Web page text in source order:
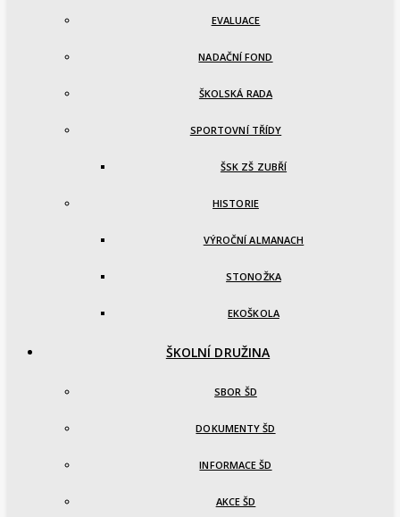
EVALUACE
NADAČNÍ FOND
ŠKOLSKÁ RADA
SPORTOVNÍ TŘÍDY
ŠSK ZŠ ZUBŘÍ
HISTORIE
VÝROČNÍ ALMANACH
STONOŽKA
EKOŠKOLA
ŠKOLNÍ DRUŽINA
SBOR ŠD
DOKUMENTY ŠD
INFORMACE ŠD
AKCE ŠD